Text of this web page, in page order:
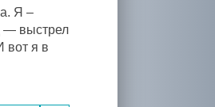
Я –
— выстрел
вот я в